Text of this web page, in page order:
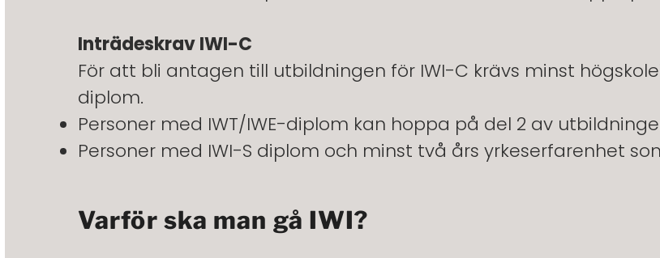
Inträdeskrav IWI-C
För att bli antagen till utbildningen för IWI-C krävs minst
diplom.
Personer med IWT/IWE-diplom kan hoppa på del 2 av
Personer med IWI-S diplom och minst två års yrkeserfarenhet
Varför ska man gå IWI?